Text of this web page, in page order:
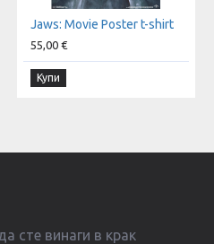
Jaws: Movie Poster t-shirt
55,00 €
Купи
сте винаги в крак